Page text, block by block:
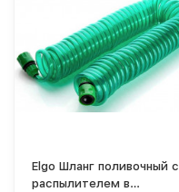
Elgo Шланг поливочный с
распылителем в